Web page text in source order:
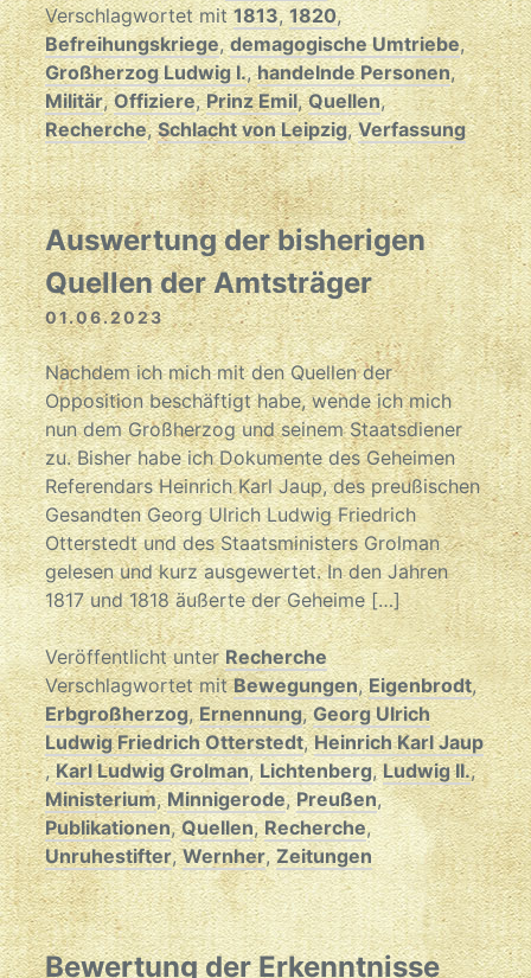
Verschlagwortet mit1813,1820,
Befreihungskriege,demagogische Umtriebe,
Großherzog Ludwig I.,handelnde Personen,
Militär,Offiziere,Prinz Emil,Quellen,
Recherche,Schlacht von Leipzig,Verfassung
Auswertung der bisherigen
Quellen der Amtsträger
01.06.2023
Nachdem ich mich mit den Quellen der
Opposition beschäftigt habe, wende ich mich
nun dem Großherzog und seinem Staatsdiener
zu. Bisher habe ich Dokumente des Geheimen
Referendars Heinrich Karl Jaup, des preußischen
Gesandten Georg Ulrich Ludwig Friedrich
Otterstedt und des Staatsministers Grolman
gelesen und kurz ausgewertet. In den Jahren
1817 und 1818 äußerte der Geheime […]
Veröffentlicht unterRecherche
Verschlagwortet mitBewegungen,Eigenbrodt,
Erbgroßherzog,Ernennung,Georg Ulrich
Ludwig Friedrich Otterstedt,Heinrich Karl Jaup
,Karl Ludwig Grolman,Lichtenberg,Ludwig II.,
Ministerium,Minnigerode,Preußen,
Publikationen,Quellen,Recherche,
Unruhestifter,Wernher,Zeitungen
Bewertung der Erkenntnisse